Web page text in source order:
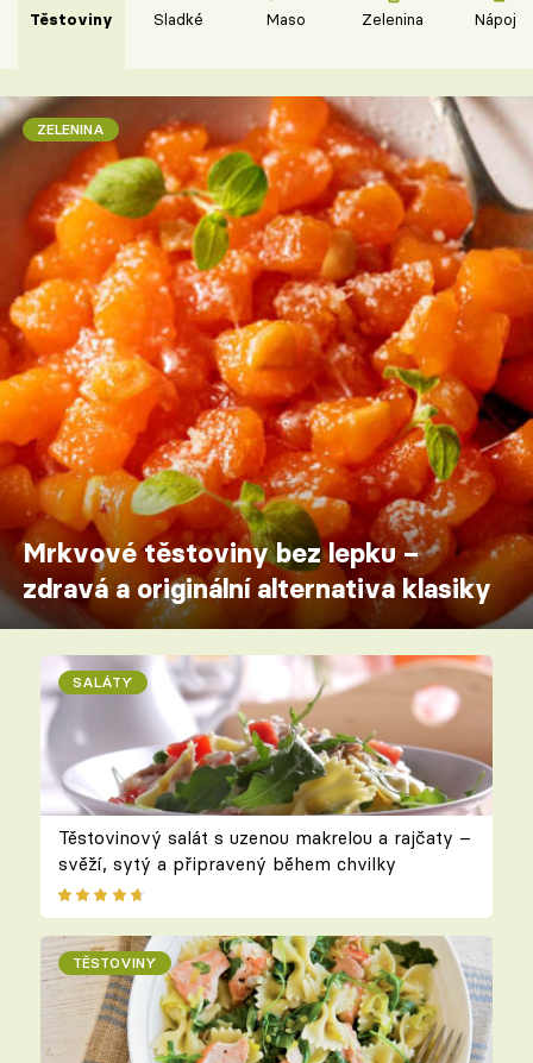
Těstoviny Sladké Maso Zelenina Nápoje
ZELENINA
Mrkvové těstoviny bez lepku –
zdravá a originální alternativa klasiky
SALÁTY
Těstovinový salát s uzenou makrelou a rajčaty –
svěží, sytý a připravený během chvilky
TĚSTOVINY